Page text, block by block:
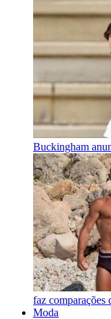
Buckingham
faz
Moda